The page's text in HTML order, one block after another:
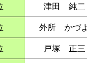
津田 純二
外所 かづよ
戸塚 正三